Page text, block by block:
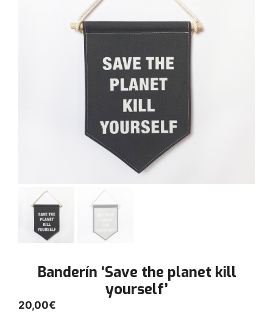
Banderín ‘Save the planet kill
yourself’
20,00€